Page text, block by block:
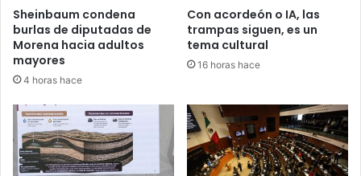
a
n
a
y
a
a
n
f
m
e
d
a
Sheinbaum condena
burlas de diputadas de
Morena hacia adultos
mayores
4 horas hace
Con acordeón o IA, las
trampas siguen, es un
tema cultural
16 horas hace